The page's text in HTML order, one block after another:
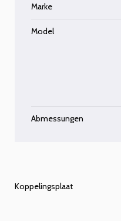
Marke
Model
Abmessungen
Koppelingsplaat